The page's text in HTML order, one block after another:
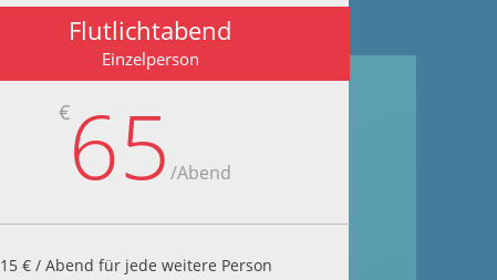
Flutlichtabend
Einzelperson
€65/Abend
15 € / Abend für jede weitere Person